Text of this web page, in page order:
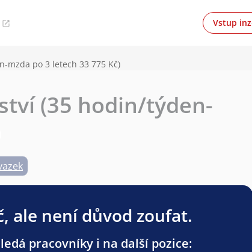
Vstup
mzda po 3 letech 33 775 Kč)
(35 hodin/týden-
ale není důvod zoufat.
pracovníky i na další pozice: